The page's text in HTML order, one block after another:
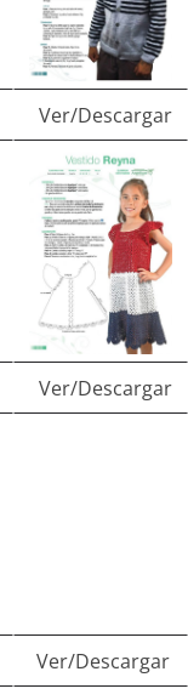
Ver/Descargar
Ver/Descargar
Ver/Descargar